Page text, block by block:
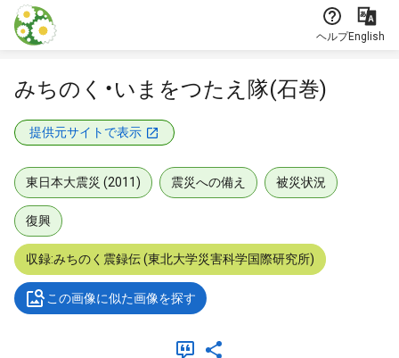
本文に飛ぶ
ヘルプEnglish
みちのく・いまをつたえ隊(石巻)
提供元サイトで表示
東日本大震災 (2011) 震災への備え 被災状況
復興
収録:みちのく震録伝 (東北大学災害科学国際研究所)
この画像に似た画像を探す